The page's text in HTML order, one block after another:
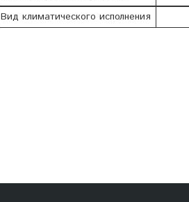
Вид климатического исполнения